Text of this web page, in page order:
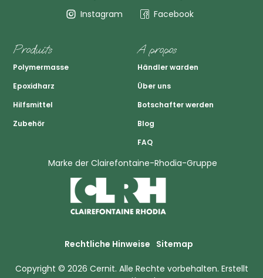
Instagram Facebook
Produits
Polymermasse
Epoxidharz
Hilfsmittel
Zubehör
A propos
Händler warden
Über uns
Botschafter werden
Blog
FAQ
Marke der Clairefontaine-Rhodia-Gruppe
Rechtliche Hinweise Sitemap
Copyright © 2026 Cernit. Alle Rechte vorbehalten. Erstellt